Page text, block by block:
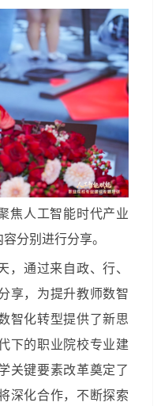
焦人工智能时代产业
分别进行分享。
，通过来自政、行、
享，为提升教师数智
智化转型提供了新思
下的职业院校专业建
关键要素改革奠定了
深化合作，不断探索